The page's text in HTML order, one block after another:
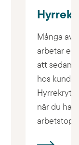
Många av
arbetar en
att sedan
hos
när du har